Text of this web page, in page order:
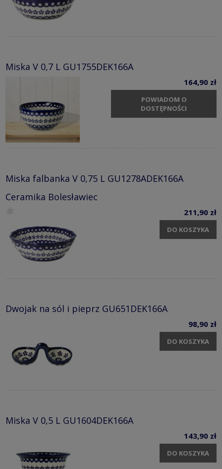
Miska V 0,7 L GU1755DEK166A
164,90 zł
POWIADOM O
DOSTĘPNOŚCI
Miska falbanka V 0,75 L GU1278ADEK166A
Ceramika Bolesławiec
211,90 zł
DO KOSZYKA
Dwojak na sól i pieprz GU651DEK166A
98,90 zł
DO KOSZYKA
Miska V 0,5 L GU1604DEK166A
143,90 zł
DO KOSZYKA